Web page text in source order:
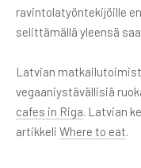
ravintolatyöntekijöille
selittämällä yleensä
Latvian
vegaaniystävällisiä
cafes in Riga. Latvian
artikkeli Where to eat.